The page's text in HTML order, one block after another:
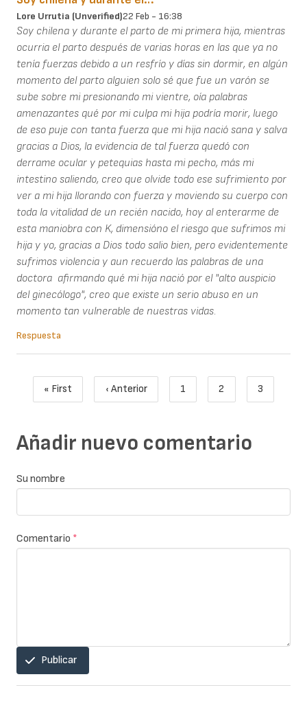
Lore Urrutia (unverified)22 Feb - 16:38
Soy chilena y durante el parto de mi primera hija, mientras
ocurria el parto después de varias horas en las que ya no
tenía fuerzas debido a un resfrío y días sin dormir, en algún
momento del parto alguien solo sé que fue un varón se
sube sobre mi presionando mi vientre, oía palabras
amenazantes qué por mi culpa mi hija podría morir, luego
de eso puje con tanta fuerza que mi hija nació sana y salva
gracias a Dios, la evidencia de tal fuerza quedó con
derrame ocular y petequias hasta mi pecho, más mi
intestino saliendo, creo que olvide todo ese sufrimiento por
ver a mi hija llorando con fuerza y moviendo su cuerpo con
toda la vitalidad de un recién nacido, hoy al enterarme de
esta maniobra con K, dimensióno el riesgo que sufrimos mi
hija y yo, gracias a Dios todo salio bien, pero evidentemente
sufrimos violencia y aun recuerdo las palabras de una
doctora afirmando qué mi hija nació por el "alto auspicio
del ginecólogo", creo que existe un serio abuso en un
momento tan vulnerable de nuestras vidas.
Respuesta
Paginación
Primera página
« First
Página anterior
‹ Anterior
Page
1
Page
2
Página
3
Añadir nuevo comentario
Su nombre
Comentario *
Publicar